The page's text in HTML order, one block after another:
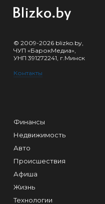
© 2009-2026 blizko.by,
ЧУП «БарокМедиа»,
УНП 391272241, г.Минск
Контакты
Финансы
Недвижимость
Авто
Происшествия
Афиша
Жизнь
Технологии